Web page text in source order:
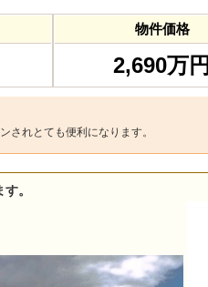
物件価格
2,690万円
されとても便利になります。
。